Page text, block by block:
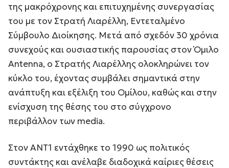
της μακρόχρονης και επιτυχημένης συνεργασίας
του με τον Στρατή Λιαρέλλη, Εντεταλμένο
Σύμβουλο Διοίκησης. Μετά από σχεδόν 30 χρόνια
συνεχούς και ουσιαστικής παρουσίας στον Όμιλο
Antenna, ο Στρατής Λιαρέλλης ολοκληρώνει τον
κύκλο του, έχοντας συμβάλει σημαντικά στην
ανάπτυξη και εξέλιξη του Ομίλου, καθώς και στην
ενίσχυση της θέσης του στο σύγχρονο
περιβάλλον των media.
Στον ΑΝΤ1 εντάχθηκε το 1990 ως πολιτικός
συντάκτης και ανέλαβε διαδοχικά καίριες θέσεις